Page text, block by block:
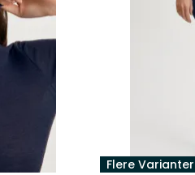
Flere Varianter